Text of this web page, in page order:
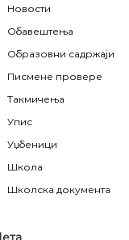
Новости
Обавештења
Образовни садржаји
Писмене провере
Такмичења
Упис
Уџбеници
Школа
Школска документа